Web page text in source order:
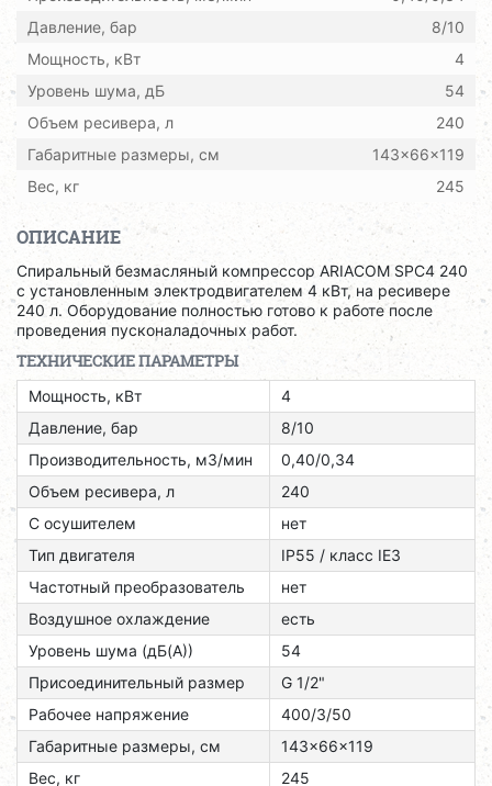
Давление, бар
8/10
Мощность, кВт
4
Уровень шума, дБ
54
Объем ресивера, л
240
Габаритные размеры, см
143x66x119
Вес, кг
245
ОПИСАНИЕ
Спиральный безмасляный компрессор ARIACOM SPC4 240
с установленным электродвигателем 4 кВт, на ресивере
240 л. Оборудование полностью готово к работе после
проведения пусконаладочных работ.
ТЕХНИЧЕСКИЕ ПАРАМЕТРЫ
Мощность, кВт
4
Давление, бар
8/10
Производительность, м3/мин
0,40/0,34
Объем ресивера, л
240
С осушителем
нет
Тип двигателя
ІР55 / класс ІЕЗ
Частотный преобразователь
нет
Воздушное охлаждение
есть
Уровень шума (дБ(А))
54
Присоединительный размер
G 1/2"
Рабочее напряжение
400/3/50
Габаритные размеры, см
143x66x119
Вес, кг
245